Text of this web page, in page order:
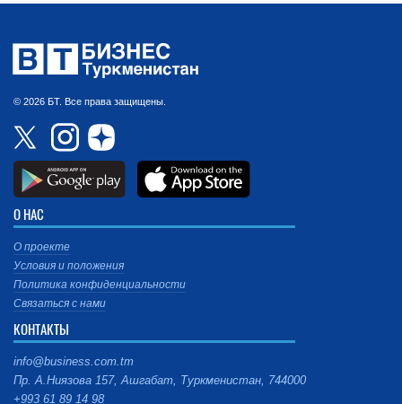
© 2026 БТ. Все права защищены.
О НАС
О проекте
Условия и положения
Политика конфиденциальности
Связаться с нами
КОНТАКТЫ
info@business.com.tm
Пр. А.Ниязова 157, Ашгабат, Туркменистан, 744000
+993 61 89 14 98